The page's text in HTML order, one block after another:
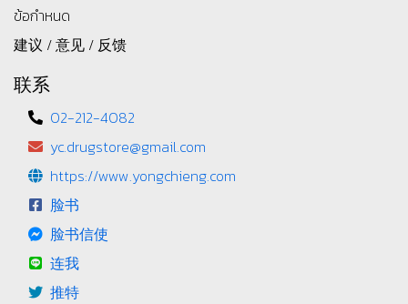
ข้อกำหนด
建议 / 意见 / 反馈
联系
02-212-4082
yc.drugstore@gmail.com
https://www.yongchieng.com
脸书
脸书信使
连我
推特